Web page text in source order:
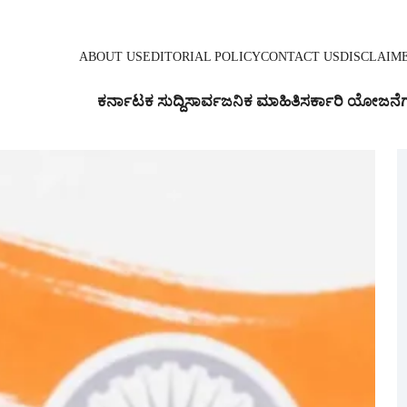
ABOUT USEDITORIAL POLICYCONTACT US
ಕರ್ನಾಟಕ ಸುದ್ದಿಸಾರ್ವಜನಿಕ ಮಾಹಿತಿಸರ್ಕಾರಿ